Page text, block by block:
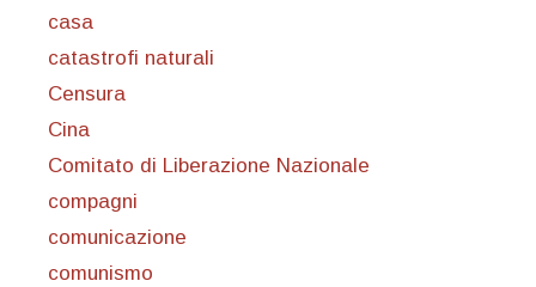
casa
catastrofi naturali
Censura
Cina
Comitato di Liberazione Nazionale
compagni
comunicazione
comunismo